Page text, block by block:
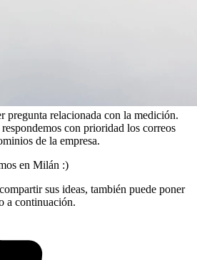
pregunta relacionada con la medición.
con prioridad los correos
de la empresa.
en Milán :)
sus ideas, también puede poner
a continuación.